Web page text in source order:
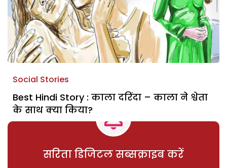
Social Stories
Best Hindi Story : काला दरिंदा – काला ने श्वेता
के साथ क्या किया?
सरिता डिजिटल सब्सक्राइब करें